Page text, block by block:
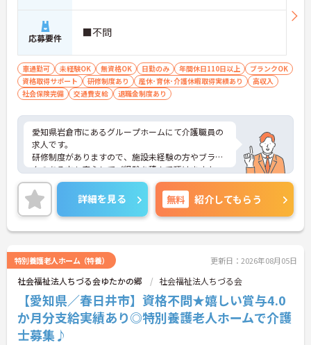
応募要件 ■不問
車通勤可 未経験OK 無資格OK 日勤のみ 年間休日110日以上
ブランクOK
資格取得サポート
研修制度あり 産休･育休･介護休暇取得実績あり
高収入
社会保険完備
交通費支給 退職金制度あり
愛知県岩倉市にあるグループホームにて介護職員の
求人です。
研修制度がありますので、施設未経験の方やブラン
クのある方も安心してご経験を積んで頂けますよ。
また有給休暇消化率は80％と高く、仕事とプライベ
ートとのバランスが取りやすい環境です。
ご興味のある方は是非ご応募ください。
詳細を見る 無料 紹介してもらう
特別養護老人ホーム（特養） 更新日：2026年08月05日
社会福祉法人ちづる会ゆたかの郷 社会福祉法人ちづる会
【愛知県／春日井市】資格不問★嬉しい賞与4.0
か月分支給実績あり◎特別養護老人ホームで介護
士募集♪